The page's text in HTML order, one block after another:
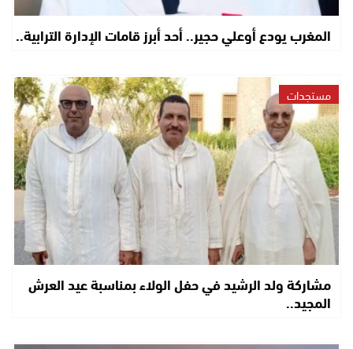
المغرب يودع أوعلي حجير.. أحد أبرز قامات الإدارة الترابية..
مستجدات
مشاركة ولد الرشيد في حفل الولاء بمناسبة عيد العرش
المجيد..